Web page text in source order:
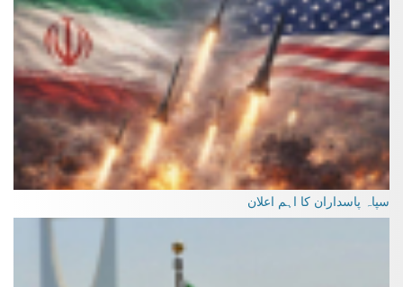
سپاہ پاسداران کا اہم اعلان